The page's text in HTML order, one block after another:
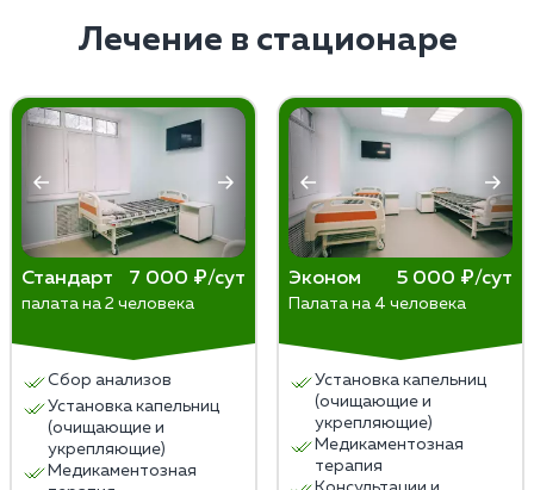
Результаты лечения могут быть положительными,
помогая пациенту освободиться от зависимости,
деятельности.
Лечение в стационаре
Стандарт 7 000 ₽/сут
палата на 2 человека
Сбор анализов
Установка капельниц
(очищающие и
укрепляющие)
Медикаментозная
Эконом 5 000 ₽/сут
Палата на 4 человека
Установка капельниц
(очищающие и
укрепляющие)
Медикаментозная
терапия